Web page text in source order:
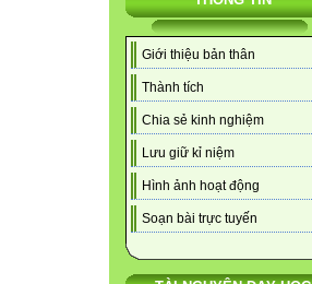
Giới thiệu bản thân
Thành tích
Chia sẻ kinh nghiệm
Lưu giữ kỉ niệm
Hình ảnh hoạt động
Soạn bài trực tuyến